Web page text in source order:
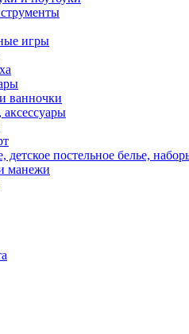
игры
ванночки
аксессуары
детское постельное белье,
манежи